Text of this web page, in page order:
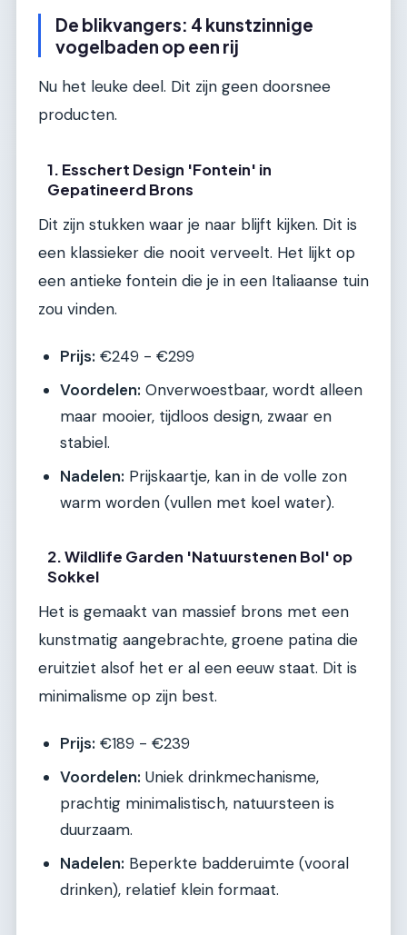
De blikvangers: 4 kunstzinnige
vogelbaden op een rij
Nu het leuke deel. Dit zijn geen doorsnee
producten.
1. Esschert Design 'Fontein' in
Gepatineerd Brons
Dit zijn stukken waar je naar blijft kijken. Dit is
een klassieker die nooit verveelt. Het lijkt op
een antieke fontein die je in een Italiaanse tuin
zou vinden.
Prijs: €249 - €299
Voordelen: Onverwoestbaar, wordt alleen
maar mooier, tijdloos design, zwaar en
stabiel.
Nadelen: Prijskaartje, kan in de volle zon
warm worden (vullen met koel water).
2. Wildlife Garden 'Natuurstenen Bol' op
Sokkel
Het is gemaakt van massief brons met een
kunstmatig aangebrachte, groene patina die
eruitziet alsof het er al een eeuw staat. Dit is
minimalisme op zijn best.
Prijs: €189 - €239
Voordelen: Uniek drinkmechanisme,
prachtig minimalistisch, natuursteen is
duurzaam.
Nadelen: Beperkte badderuimte (vooral
drinken), relatief klein formaat.